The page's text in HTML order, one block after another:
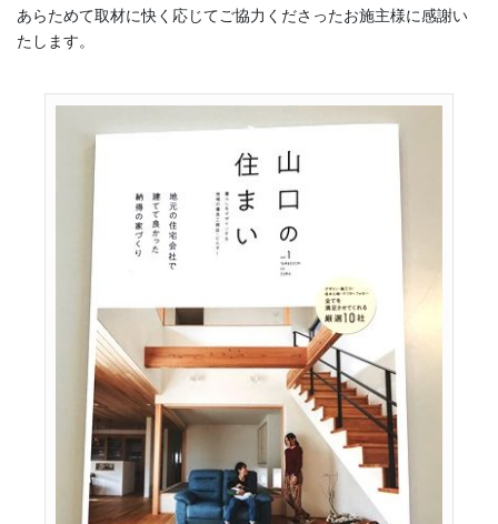
あらためて取材に快く応じてご協力くださったお施主様に感謝い
たします。